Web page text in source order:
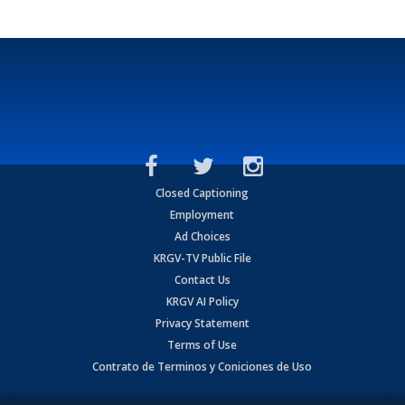
Closed Captioning
Employment
Ad Choices
KRGV-TV Public File
Contact Us
KRGV AI Policy
Privacy Statement
Terms of Use
Contrato de Terminos y Coniciones de Uso